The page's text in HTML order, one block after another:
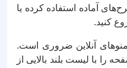
آماده استفاده کرده یا
کنید.
آنلاین ضروری است.
را با لیست بلند بالایی از